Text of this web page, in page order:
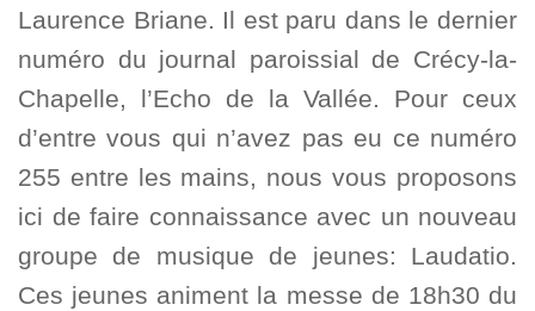
Laurence Briane. Il est paru dans le dernier
numéro du journal paroissial de Crécy-la-
Chapelle, l’Echo de la Vallée. Pour ceux
d’entre vous qui n’avez pas eu ce numéro
255 entre les mains, nous vous proposons
ici de faire connaissance avec un nouveau
groupe de musique de jeunes: Laudatio.
Ces jeunes animent la messe de 18h30 du